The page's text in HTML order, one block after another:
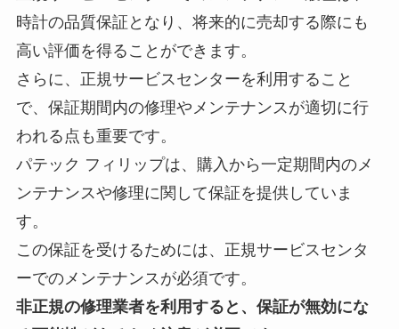
時計の品質保証となり、将来的に売却する際にも
高い評価を得ることができます。
さらに、正規サービスセンターを利用すること
で、保証期間内の修理やメンテナンスが適切に行
われる点も重要です。
パテック フィリップは、購入から一定期間内のメ
ンテナンスや修理に関して保証を提供していま
す。
この保証を受けるためには、正規サービスセンタ
ーでのメンテナンスが必須です。
非正規の修理業者を利用すると、保証が無効にな